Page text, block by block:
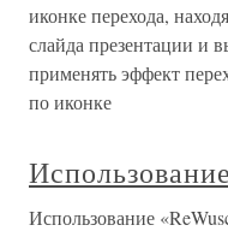
иконке перехода,
слайда презентации и
применять эффект
по иконке
Использование